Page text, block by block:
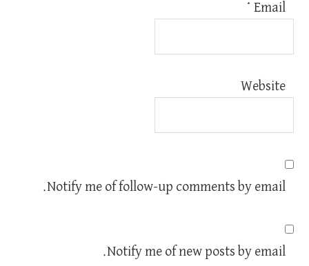
Email
*
Website
Notify me of follow-up comments by email.
Notify me of new posts by email.